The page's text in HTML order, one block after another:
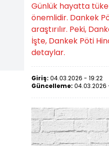
Günlük hayatta
önemlidir. Dankek
araştırılır. Peki,
İşte, Dankek Pöti
detaylar.
Giriş: 04.03.2026 - 19:22
Güncelleme: 04.03.2026